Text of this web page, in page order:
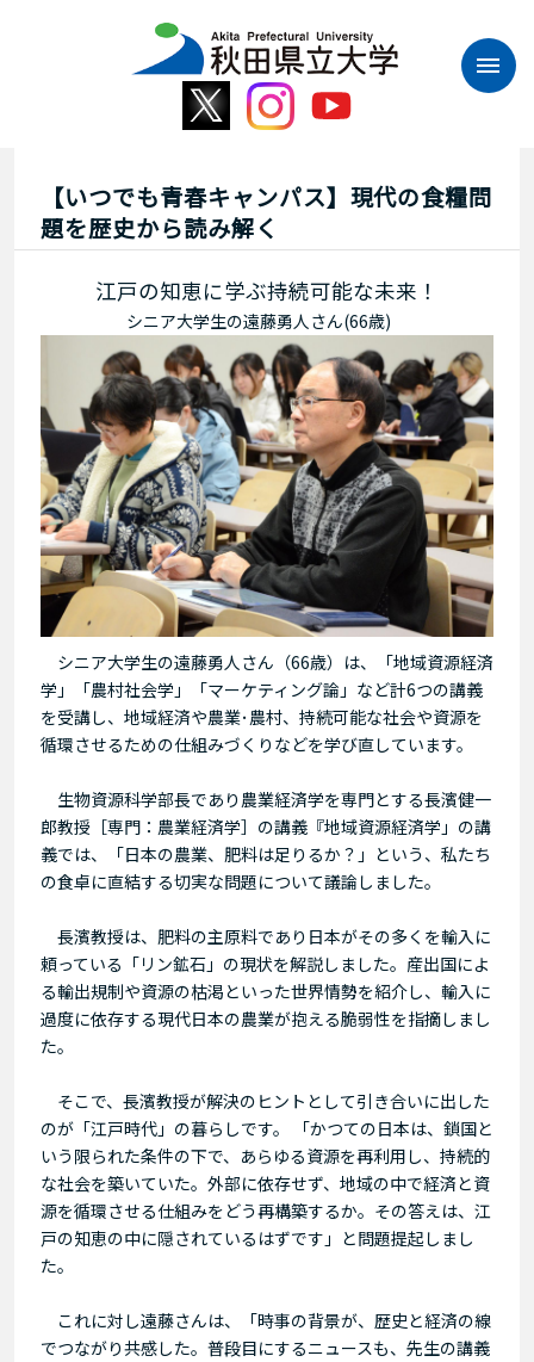
【いつでも青春キャンパス】現代の食糧問
題を歴史から読み解く
江戸の知恵に学ぶ持続可能な未来！
シニア大学生の遠藤勇人さん(66歳)
シニア大学生の遠藤勇人さん（66歳）は、「地域資源経済
学」「農村社会学」「マーケティング論」など計6つの講義
を受講し、地域経済や農業･農村、持続可能な社会や資源を
循環させるための仕組みづくりなどを学び直しています。
生物資源科学部長であり農業経済学を専門とする長濱健一
郎教授［専門：農業経済学］の講義『地域資源経済学」の講
義では、「日本の農業、肥料は足りるか？」という、私たち
の食卓に直結する切実な問題について議論しました。
長濱教授は、肥料の主原料であり日本がその多くを輸入に
頼っている「リン鉱石」の現状を解説しました。産出国によ
る輸出規制や資源の枯渇といった世界情勢を紹介し、輸入に
過度に依存する現代日本の農業が抱える脆弱性を指摘しまし
た。
そこで、長濱教授が解決のヒントとして引き合いに出した
のが「江戸時代」の暮らしです。 「かつての日本は、鎖国と
いう限られた条件の下で、あらゆる資源を再利用し、持続的
な社会を築いていた。外部に依存せず、地域の中で経済と資
源を循環させる仕組みをどう再構築するか。その答えは、江
戸の知恵の中に隠されているはずです」と問題提起しまし
た。
これに対し遠藤さんは、「時事の背景が、歴史と経済の線
でつながり共感した。普段目にするニュースも、先生の講義